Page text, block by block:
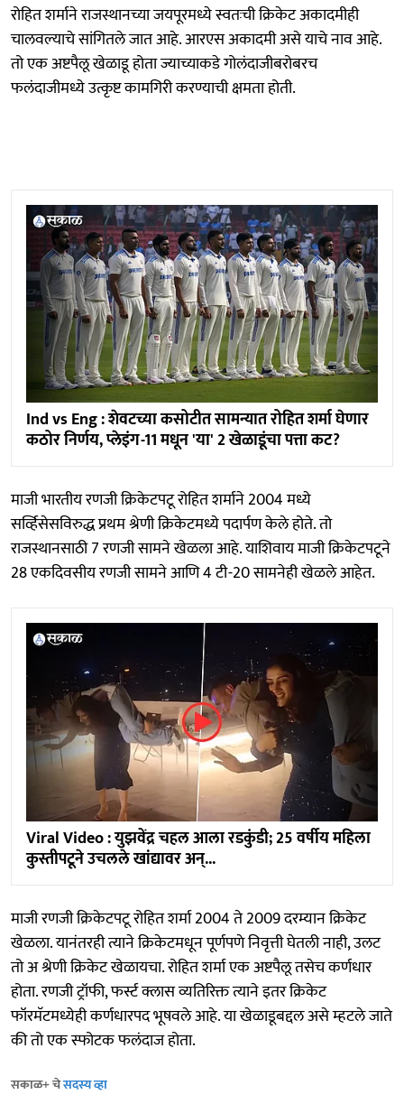
रोहित शर्माने राजस्थानच्या जयपूरमध्ये स्वतःची क्रिकेट अकादमीही
चालवल्याचे सांगितले जात आहे. आरएस अकादमी असे याचे नाव आहे.
तो एक अष्टपैलू खेळाडू होता ज्याच्याकडे गोलंदाजीबरोबरच
फलंदाजीमध्ये उत्कृष्ट कामगिरी करण्याची क्षमता होती.
Ind vs Eng : शेवटच्या कसोटीत सामन्यात रोहित शर्मा घेणार
कठोर निर्णय, प्लेइंग-11 मधून 'या' 2 खेळाडूंचा पत्ता कट?
माजी भारतीय रणजी क्रिकेटपटू रोहित शर्माने 2004 मध्ये
सर्व्हिसेसविरुद्ध प्रथम श्रेणी क्रिकेटमध्ये पदार्पण केले होते. तो
राजस्थानसाठी 7 रणजी सामने खेळला आहे. याशिवाय माजी क्रिकेटपटूने
28 एकदिवसीय रणजी सामने आणि 4 टी-20 सामनेही खेळले आहेत.
Viral Video : युझवेंद्र चहल आला रडकुंडी; 25 वर्षीय महिला
कुस्तीपटूने उचलले खांद्यावर अन्...
माजी रणजी क्रिकेटपटू रोहित शर्मा 2004 ते 2009 दरम्यान क्रिकेट
खेळला. यानंतरही त्याने क्रिकेटमधून पूर्णपणे निवृत्ती घेतली नाही, उलट
तो अ श्रेणी क्रिकेट खेळायचा. रोहित शर्मा एक अष्टपैलू तसेच कर्णधार
होता. रणजी ट्रॉफी, फर्स्ट क्लास व्यतिरिक्त त्याने इतर क्रिकेट
फॉरमॅटमध्येही कर्णधारपद भूषवले आहे. या खेळाडूबद्दल असे म्हटले जाते
की तो एक स्फोटक फलंदाज होता.
सकाळ+ चेसदस्य व्हा